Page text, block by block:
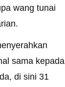
wang tunai
sama kepada
di sini 31